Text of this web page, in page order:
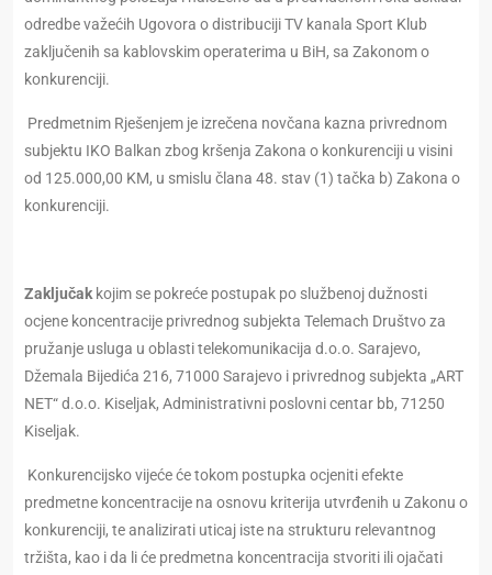
odredbe važećih Ugovora o distribuciji TV kanala Sport Klub
zaključenih sa kablovskim operaterima u BiH, sa Zakonom o
konkurenciji.
Predmetnim Rješenjem je izrečena novčana kazna privrednom
subjektu IKO Balkan zbog kršenja Zakona o konkurenciji u visini
od 125.000,00 KM, u smislu člana 48. stav (1) tačka b) Zakona o
konkurenciji.
Zaključak kojim se pokreće postupak po službenoj dužnosti
ocjene koncentracije privrednog subjekta Telemach Društvo za
pružanje usluga u oblasti telekomunikacija d.o.o. Sarajevo,
Džemala Bijedića 216, 71000 Sarajevo i privrednog subjekta „ART
NET“ d.o.o. Kiseljak, Administrativni poslovni centar bb, 71250
Kiseljak.
Konkurencijsko vijeće će tokom postupka ocjeniti efekte
predmetne koncentracije na osnovu kriterija utvrđenih u Zakonu o
konkurenciji, te analizirati uticaj iste na strukturu relevantnog
tržišta, kao i da li će predmetna koncentracija stvoriti ili ojačati